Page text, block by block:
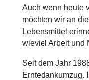
Auch wenn heute
möchten wir an
Lebensmittel
wieviel Arbeit und
Seit dem Jahr
Erntedankumzug.